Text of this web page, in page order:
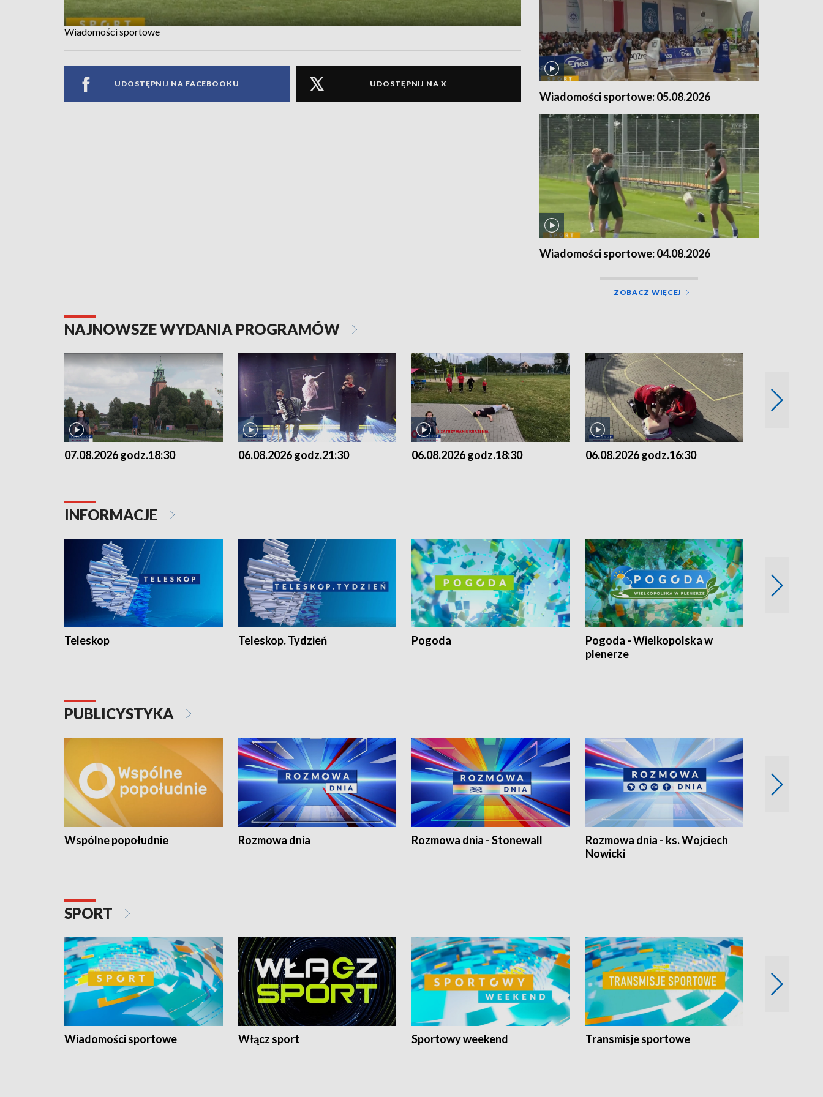
Wiadomości sportowe
UDOSTĘPNIJ NA FACEBOOKU UDOSTĘPNIJ NA X
Wiadomości sportowe: 05.08.2026
Wiadomości sportowe: 04.08.2026
ZOBACZ WIĘCEJ
NAJNOWSZE WYDANIA PROGRAMÓW
07.08.2026 godz.18:30 06.08.2026 godz.21:30 06.08.2026 godz.18:30 06.08.2026 godz.16:30
INFORMACJE
Teleskop Teleskop. Tydzień Pogoda
Pogoda - Wielkopolska w
plenerze
PUBLICYSTYKA
Wspólne popołudnie Rozmowa dnia Rozmowa dnia - Stonewall
Rozmowa dnia - ks. Wojciech
Nowicki
SPORT
Wiadomości sportowe Włącz sport Sportowy weekend Transmisje sportowe